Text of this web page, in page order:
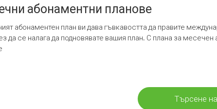
абонаментни планове
абонаментен план ви дава гъвкавостта да правите
да се налага да подновявате вашия план. С плана за
Търсене